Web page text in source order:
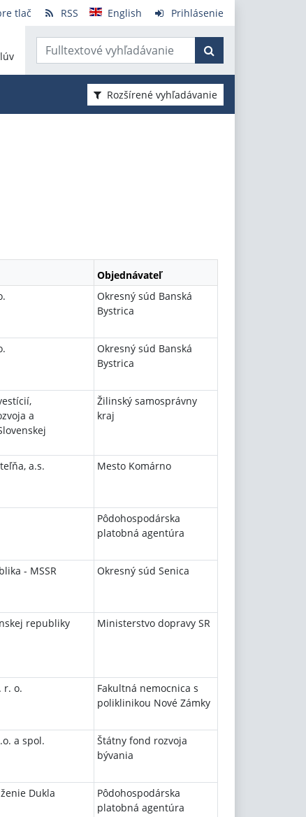
tlač RSS English Prihlásenie
Rozšírené vyhľadávanie
Objednávateľ
Okresný súd Banská
Bystrica
Okresný súd Banská
Bystrica
a
Žilinský samosprávny
kraj
a.s. Mesto Komárno
Pôdohospodárska
platobná agentúra
- MSSR Okresný súd Senica
republiky Ministerstvo dopravy SR
r. o.
Fakultná nemocnica s
poliklinikou Nové Zámky
a spol.
Štátny fond rozvoja
bývania
Dukla
Pôdohospodárska
platobná agentúra